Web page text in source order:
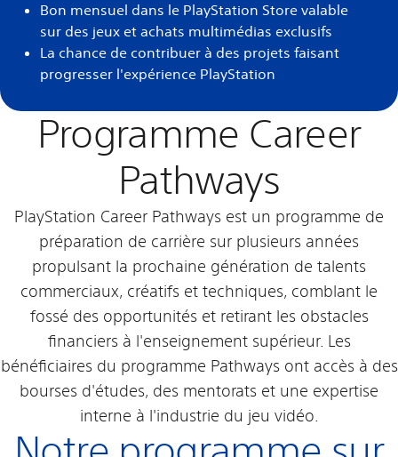
Bon mensuel dans le PlayStation Store valable
sur des jeux et achats multimédias exclusifs
La chance de contribuer à des projets faisant
progresser l'expérience PlayStation
Programme Career
Pathways
PlayStation Career Pathways est un programme de
préparation de carrière sur plusieurs années
propulsant la prochaine génération de talents
commerciaux, créatifs et techniques, comblant le
fossé des opportunités et retirant les obstacles
financiers à l'enseignement supérieur. Les
bénéficiaires du programme Pathways ont accès à des
bourses d'études, des mentorats et une expertise
interne à l'industrie du jeu vidéo.